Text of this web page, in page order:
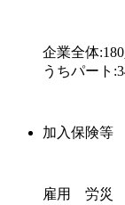
企業全体
うちパート
加入保険等
雇用 労災